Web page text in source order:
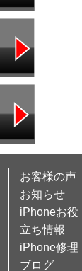
お客様の声
お知らせ
iPhoneお役
立ち情報
iPhone修理
ブログ